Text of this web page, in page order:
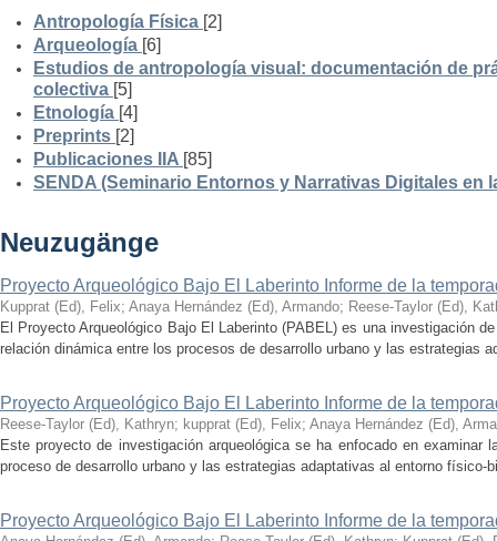
Antropología Física [2]
Arqueología [6]
Estudios de antropología visual: documentación de
colectiva [5]
Etnología [4]
Preprints [2]
Publicaciones IIA [85]
SENDA (Seminario Entornos y Narrativas Digitales en
Neuzugänge
Proyecto Arqueológico Bajo El Laberinto Informe de la
Kupprat (Ed), Felix; Anaya Hernández (Ed), Armando; Reese-Taylor (Ed),
El Proyecto Arqueológico Bajo El Laberinto (PABEL) es una investigación
relación dinámica entre los procesos de desarrollo urbano y las estrategias
Proyecto Arqueológico Bajo El Laberinto Informe de la
Reese-Taylor (Ed), Kathryn; kupprat (Ed), Felix; Anaya Hernández (Ed),
Este proyecto de investigación arqueológica se ha enfocado en examinar
proceso de desarrollo urbano y las estrategias adaptativas al entorno físico-
Proyecto Arqueológico Bajo El Laberinto Informe de la